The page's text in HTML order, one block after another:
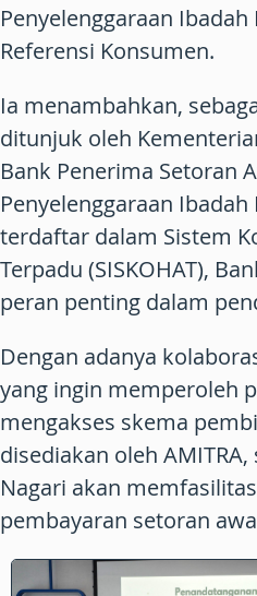
Penyelenggaraan
Referensi Konsumen.
Ia menambahkan,
ditunjuk oleh
Bank Penerima Setoran
Penyelenggaraan Ibadah
terdaftar dalam Sistem
Terpadu (SISKOHAT),
peran penting dalam
Dengan adanya
yang ingin memperoleh
mengakses skema
disediakan oleh
Nagari akan
pembayaran setoran